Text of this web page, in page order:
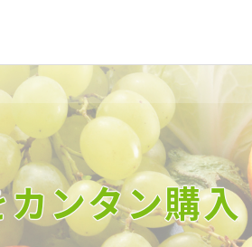
ンタン購入